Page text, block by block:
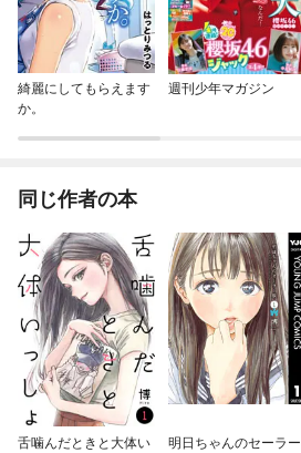
綺麗にしてもらえます
か。
週刊少年マガジン
同じ作者の本
舌噛んだときと大体い
明日ちゃんのセーラー